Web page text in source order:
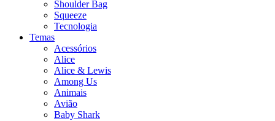
Shoulder Bag
Squeeze
Tecnologia
Temas
Acessórios
Alice
Alice & Lewis
Among Us
Animais
Avião
Baby Shark